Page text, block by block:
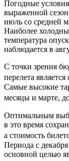
Погодные
выраженной
июль со средней
Наиболее
температура
наблюдается в
С точки зрения
перелета
Самые высокие
месяцы и марте,
Оптимальным
в это время
а стоимость
Периода с
основной целью